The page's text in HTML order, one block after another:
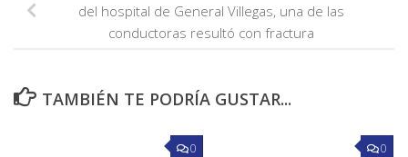
del hospital de General Villegas, una de las
conductoras resultó con fractura
TAMBIÉN TE PODRÍA GUSTAR...
0 0